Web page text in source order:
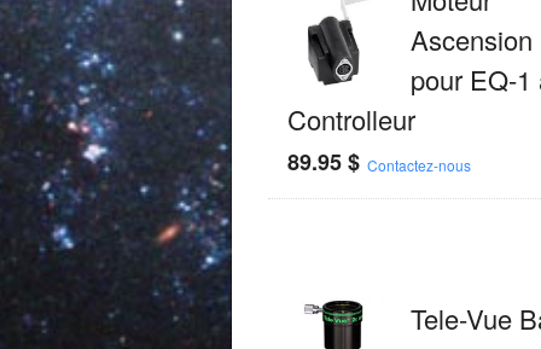
Ascension
pour EQ-1
Controlleur
89.95$ Contactez-nous
Tele-Vue